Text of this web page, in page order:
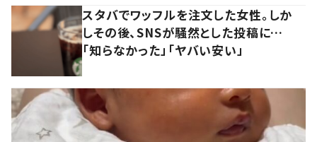
スタバでワッフルを注文した女性。しか
しその後、SNSが騒然とした投稿に…
「知らなかった」「ヤバい安い」